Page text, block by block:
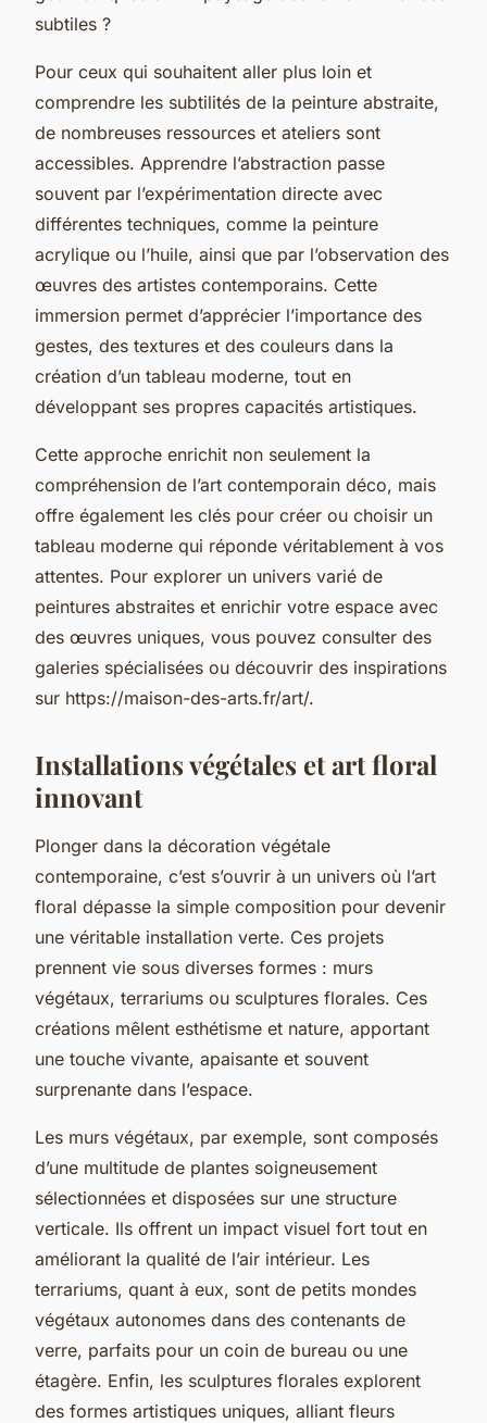
subtiles ?
Pour ceux qui souhaitent aller plus loin et
comprendre les subtilités de la peinture abstraite,
de nombreuses ressources et ateliers sont
accessibles. Apprendre l’abstraction passe
souvent par l’expérimentation directe avec
différentes techniques, comme la peinture
acrylique ou l’huile, ainsi que par l’observation des
œuvres des artistes contemporains. Cette
immersion permet d’apprécier l’importance des
gestes, des textures et des couleurs dans la
création d’un tableau moderne, tout en
développant ses propres capacités artistiques.
Cette approche enrichit non seulement la
compréhension de l’art contemporain déco, mais
offre également les clés pour créer ou choisir un
tableau moderne qui réponde véritablement à vos
attentes. Pour explorer un univers varié de
peintures abstraites et enrichir votre espace avec
des œuvres uniques, vous pouvez consulter des
galeries spécialisées ou découvrir des inspirations
sur https://maison-des-arts.fr/art/.
Installations végétales et art floral
innovant
Plonger dans la décoration végétale
contemporaine, c’est s’ouvrir à un univers où l’art
floral dépasse la simple composition pour devenir
une véritable installation verte. Ces projets
prennent vie sous diverses formes : murs
végétaux, terrariums ou sculptures florales. Ces
créations mêlent esthétisme et nature, apportant
une touche vivante, apaisante et souvent
surprenante dans l’espace.
Les murs végétaux, par exemple, sont composés
d’une multitude de plantes soigneusement
sélectionnées et disposées sur une structure
verticale. Ils offrent un impact visuel fort tout en
améliorant la qualité de l’air intérieur. Les
terrariums, quant à eux, sont de petits mondes
végétaux autonomes dans des contenants de
verre, parfaits pour un coin de bureau ou une
étagère. Enfin, les sculptures florales explorent
des formes artistiques uniques, alliant fleurs